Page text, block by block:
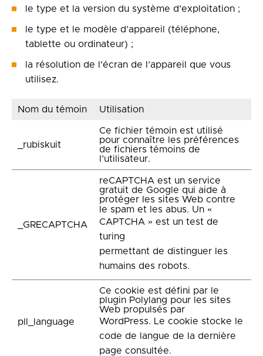
le type et la version du système d’exploitation ;
le type et le modèle d’appareil (téléphone,
tablette ou ordinateur) ;
la résolution de l’écran de l’appareil que vous
utilisez.
Nom du témoin Utilisation
_rubiskuit
Ce fichier témoin est utilisé
pour connaître les préférences
de fichiers témoins de
l’utilisateur.
_GRECAPTCHA
reCAPTCHA est un service
gratuit de Google qui aide à
protéger les sites Web contre
le spam et les abus. Un «
CAPTCHA » est un test de
turing
permettant de distinguer les
humains des robots.
pll_language
Ce cookie est défini par le
plugin Polylang pour les sites
Web propulsés par
WordPress. Le cookie stocke le
code de langue de la dernière
page consultée.